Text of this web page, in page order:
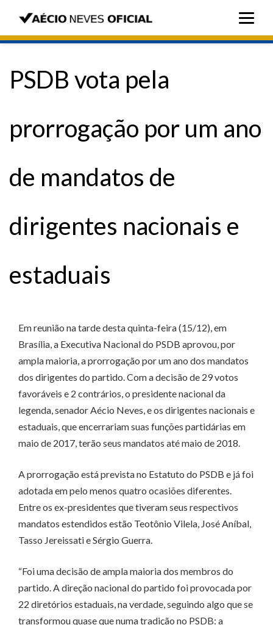
PSDB vota pela
prorrogação por um ano
de mandatos de
dirigentes nacionais e
estaduais
Em reunião na tarde desta quinta-feira (15/12), em
Brasília, a Executiva Nacional do PSDB aprovou, por
ampla maioria, a prorrogação por um ano dos mandatos
dos dirigentes do partido. Com a decisão de 29 votos
favoráveis e 2 contrários, o presidente nacional da
legenda, senador Aécio Neves, e os dirigentes nacionais e
estaduais, que encerrariam suas funções partidárias em
maio de 2017, terão seus mandatos até maio de 2018.
A prorrogação está prevista no Estatuto do PSDB e já foi
adotada em pelo menos quatro ocasiões diferentes.
Entre os ex-presidentes que tiveram seus respectivos
mandatos estendidos estão Teotônio Vilela, José Aníbal,
Tasso Jereissati e Sérgio Guerra.
“Foi uma decisão de ampla maioria dos membros do
partido. A direção nacional do partido foi provocada por
22 diretórios estaduais, na verdade, seguindo algo que se
transformou quase que numa tradição no PSDB: a